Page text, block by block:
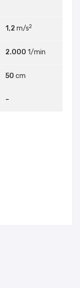
1,2 m/s2
2.000 1/min
50 cm
–